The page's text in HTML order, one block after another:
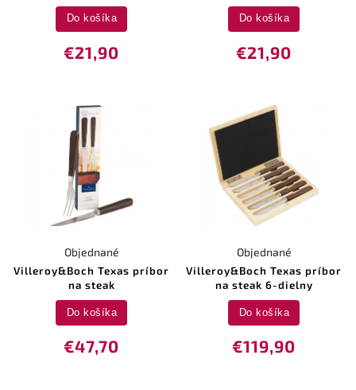
€21,90
Do košíka
€21,90
Do košíka
Villeroy&Boch Texas príbor
na steak
Objednané
€47,70
Do košíka
Villeroy&Boch Texas príbor
na steak 6-dielny
Objednané
€119,90
Do košíka